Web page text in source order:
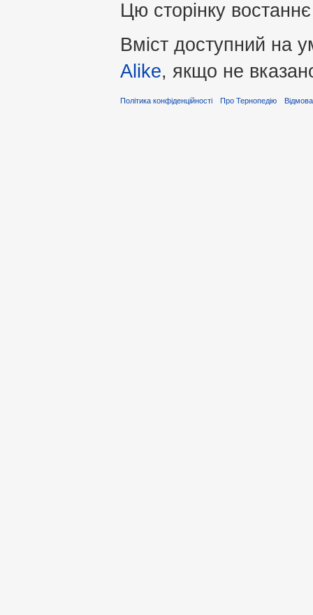
Цю сторінку
Вміст доступний на
Alike, якщо не
Політика конфіденційності Про Тернопедію Відмова